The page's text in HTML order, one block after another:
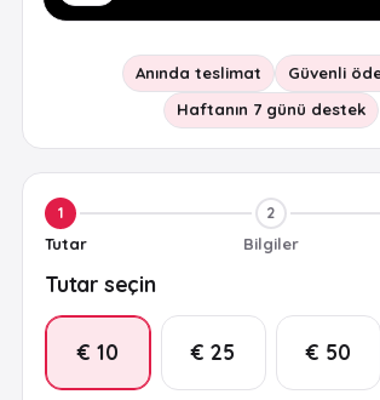
Anında teslimat
Güvenli
Haftanın 7 günü destek
1
Tutar
2
Bilgiler
Tutar seçin
€ 10 € 25 € 50